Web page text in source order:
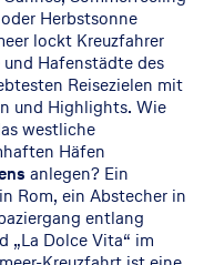
Herbstsonne
lockt Kreuzfahrer
Hafenstädte des
Reisezielen mit
und Highlights. Wie
westliche
Häfen
anlegen? Ein
Rom, ein Abstecher in
entlang
„La Dolce Vita“ im